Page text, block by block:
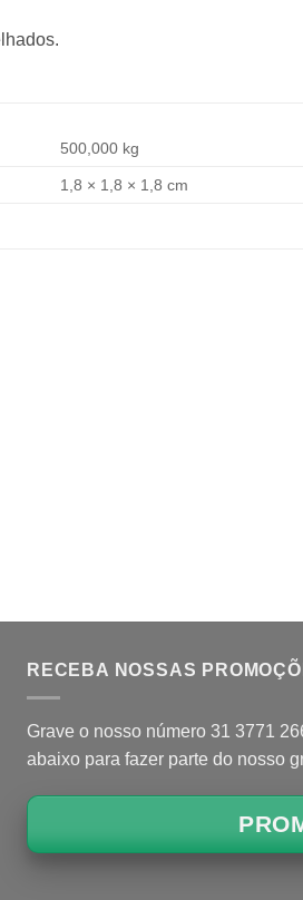
500,000 kg
1,8 × 1,8 × 1,8 cm
RECEBA NOSSAS
Grave o nosso número 31 3771
abaixo para fazer parte do nosso